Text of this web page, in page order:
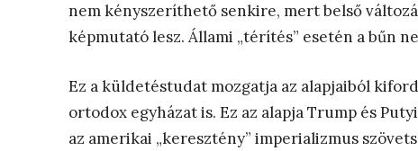
nem kényszeríthető senkire, mert belső
képmutató lesz. Állami „térítés” esetén a bűn
Ez a küldetéstudat mozgatja az alapjaiból
ortodox egyházat is. Ez az alapja Trump és
az amerikai „keresztény” imperializmus